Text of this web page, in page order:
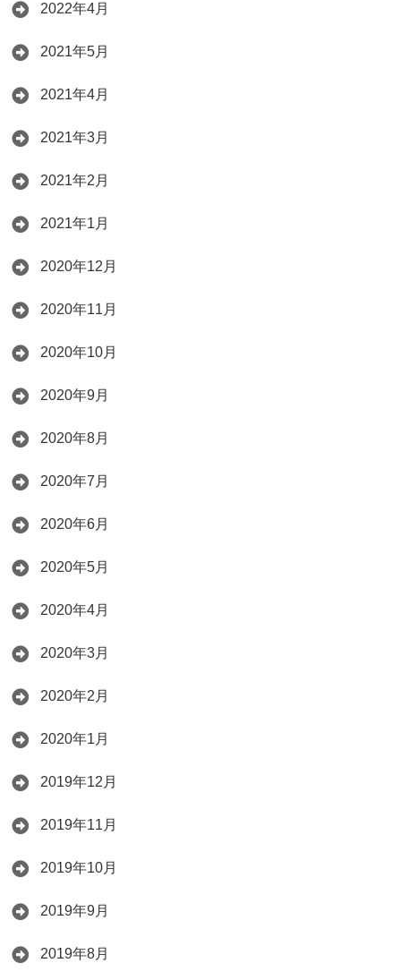
2022年4月
2021年5月
2021年4月
2021年3月
2021年2月
2021年1月
2020年12月
2020年11月
2020年10月
2020年9月
2020年8月
2020年7月
2020年6月
2020年5月
2020年4月
2020年3月
2020年2月
2020年1月
2019年12月
2019年11月
2019年10月
2019年9月
2019年8月